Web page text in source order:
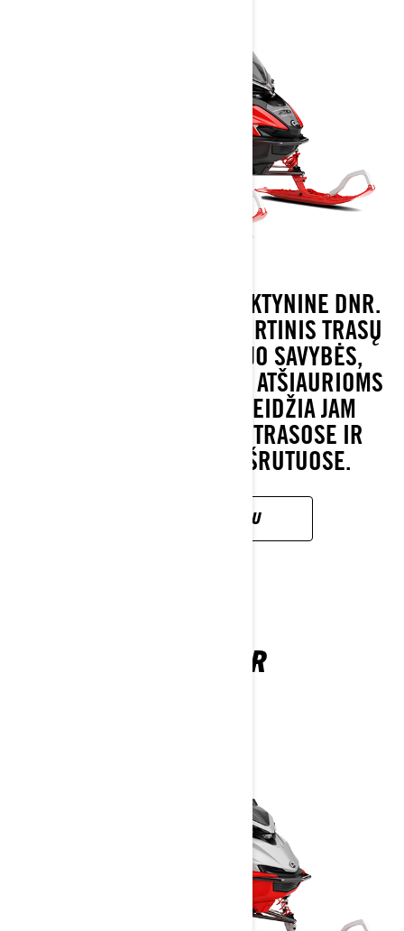
SUKURTAS SU TIKRA LENKTYNINE DNR.
LYNX RAVE – TIKRAS SPORTINIS TRASŲ
SNIEGO MOTOCIKLAS. JO SAVYBĖS,
SPECIALIAI PRITAIKYTOS ATŠIAURIOMS
ŠIAURĖS SĄLYGOMS, LEIDŽIA JAM
IŠSISKIRTI LENKTYNIŲ TRASOSE IR
SUDĖTINGUOSE MARŠRUTUOSE.
SUŽINOK DAUGIAU
SHREDDER